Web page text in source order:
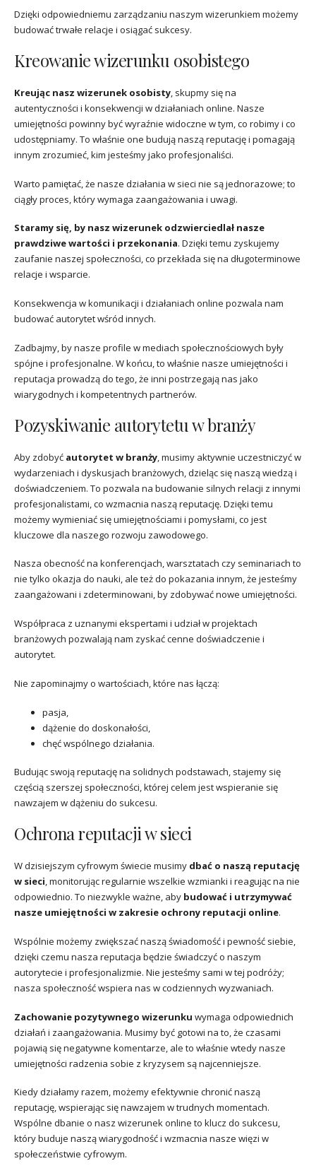
Dzięki odpowiedniemu zarządzaniu naszym wizerunkiem możemy
budować trwałe relacje i osiągać sukcesy.
Kreowanie wizerunku osobistego
Kreując nasz wizerunek osobisty, skupmy się na
autentyczności i konsekwencji w działaniach online. Nasze
umiejętności powinny być wyraźnie widoczne w tym, co robimy i co
udostępniamy. To właśnie one budują naszą reputację i pomagają
innym zrozumieć, kim jesteśmy jako profesjonaliści.
Warto pamiętać, że nasze działania w sieci nie są jednorazowe; to
ciągły proces, który wymaga zaangażowania i uwagi.
Staramy się, by nasz wizerunek odzwierciedlał nasze
prawdziwe wartości i przekonania. Dzięki temu zyskujemy
zaufanie naszej społeczności, co przekłada się na długoterminowe
relacje i wsparcie.
Konsekwencja w komunikacji i działaniach online pozwala nam
budować autorytet wśród innych.
Zadbajmy, by nasze profile w mediach społecznościowych były
spójne i profesjonalne. W końcu, to właśnie nasze umiejętności i
reputacja prowadzą do tego, że inni postrzegają nas jako
wiarygodnych i kompetentnych partnerów.
Pozyskiwanie autorytetu w branży
Aby zdobyć autorytet w branży, musimy aktywnie uczestniczyć w
wydarzeniach i dyskusjach branżowych, dzieląc się naszą wiedzą i
doświadczeniem. To pozwala na budowanie silnych relacji z innymi
profesjonalistami, co wzmacnia naszą reputację. Dzięki temu
możemy wymieniać się umiejętnościami i pomysłami, co jest
kluczowe dla naszego rozwoju zawodowego.
Nasza obecność na konferencjach, warsztatach czy seminariach to
nie tylko okazja do nauki, ale też do pokazania innym, że jesteśmy
zaangażowani i zdeterminowani, by zdobywać nowe umiejętności.
Współpraca z uznanymi ekspertami i udział w projektach
branżowych pozwalają nam zyskać cenne doświadczenie i
autorytet.
Nie zapominajmy o wartościach, które nas łączą:
pasja,
dążenie do doskonałości,
chęć wspólnego działania.
Budując swoją reputację na solidnych podstawach, stajemy się
częścią szerszej społeczności, której celem jest wspieranie się
nawzajem w dążeniu do sukcesu.
Ochrona reputacji w sieci
W dzisiejszym cyfrowym świecie musimy dbać o naszą reputację
w sieci, monitorując regularnie wszelkie wzmianki i reagując na nie
odpowiednio. To niezwykle ważne, aby budować i utrzymywać
nasze umiejętności w zakresie ochrony reputacji online.
Wspólnie możemy zwiększać naszą świadomość i pewność siebie,
dzięki czemu nasza reputacja będzie świadczyć o naszym
autorytecie i profesjonalizmie. Nie jesteśmy sami w tej podróży;
nasza społeczność wspiera nas w codziennych wyzwaniach.
Zachowanie pozytywnego wizerunku wymaga odpowiednich
działań i zaangażowania. Musimy być gotowi na to, że czasami
pojawią się negatywne komentarze, ale to właśnie wtedy nasze
umiejętności radzenia sobie z kryzysem są najcenniejsze.
Kiedy działamy razem, możemy efektywnie chronić naszą
reputację, wspierając się nawzajem w trudnych momentach.
Wspólne dbanie o nasz wizerunek online to klucz do sukcesu,
który buduje naszą wiarygodność i wzmacnia nasze więzi w
społeczeństwie cyfrowym.